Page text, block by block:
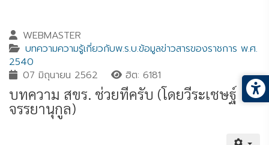
WEBMASTER
บทความความรู้เกี่ยวกับพ.ร.บ.ข้อมูลข่าวสารของราชการ พ.ศ.
2540
07 มิถุนายน 2562
ฮิต: 6181
บทความ สขร. ช่วยทีครับ (โดยวีระเชษฐ์
จรรยานุกูล)